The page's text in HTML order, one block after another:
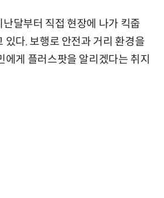
달부터 직접 현장에 나가 킥줍
있다. 보행로 안전과 거리 환경을
에게 플러스팟을 알리겠다는 취지